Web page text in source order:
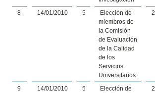
8 14/01/2010 5
Elección de
miembros de
la Comisión
de Evaluación
de la Calidad
de los
Servicios
Universitarios
9
14/01/2010 5
Elección de